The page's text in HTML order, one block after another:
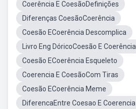
Coerência E CoesãoDefinições
Diferenças CoesãoCoerência
Coesão ECoerência Descomplica
Livro Eng DóricoCoesão E Coerência
Coesão ECoerência Esqueleto
Coerencia E CoesãoCom Tiras
Coesão ECoerência Meme
DiferencaEntre Coesao E Coerencia